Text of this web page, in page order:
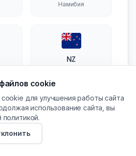
Намибия
NZ
cookie
для улучшения работы сайта
использование сайта, вы